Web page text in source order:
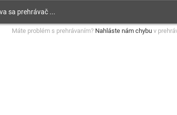
Máte problém s prehrávaním? Nahláste nám chybu v